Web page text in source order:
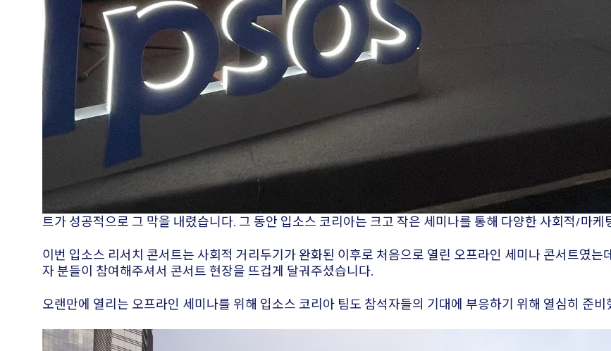
트가 성공적으로 그 막을 내렸습니다. 그 동안 입소스 코리아는 크고 작은 세미나를 통해 다양한 사회적/마
이번 입소스 리서치 콘서트는 사회적 거리두기가 완화된 이후로 처음으로 열린 오프라인 세미나 콘서트였
자 분들이 참여해주셔서 콘서트 현장을 뜨겁게 달궈주셨습니다.
오랜만에 열리는 오프라인 세미나를 위해 입소스 코리아 팀도 참석자들의 기대에 부응하기 위해 열심히 준